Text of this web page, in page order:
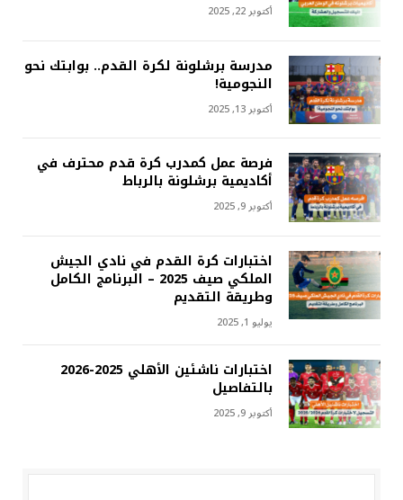
أكتوبر 22, 2025
مدرسة برشلونة لكرة القدم.. بوابتك نحو
النجومية!
أكتوبر 13, 2025
فرصة عمل كمدرب كرة قدم محترف في
أكاديمية برشلونة بالرباط
أكتوبر 9, 2025
اختبارات كرة القدم في نادي الجيش
الملكي صيف 2025 – البرنامج الكامل
وطريقة التقديم
يوليو 1, 2025
اختبارات ناشئين الأهلي 2025-2026
بالتفاصيل
أكتوبر 9, 2025